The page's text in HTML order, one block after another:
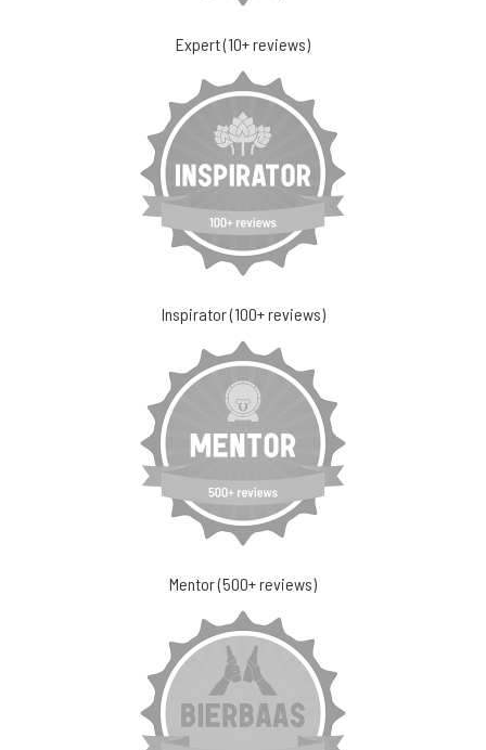
Expert (10+ reviews)
Inspirator (100+ reviews)
Mentor (500+ reviews)